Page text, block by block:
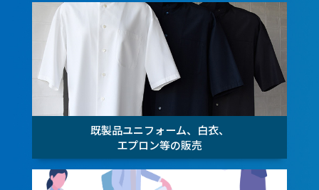
既製品ユニフォーム、白衣、
エプロン等の販売